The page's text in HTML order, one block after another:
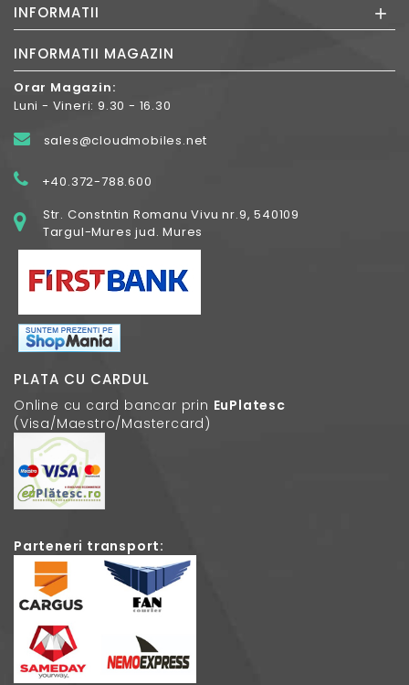
INFORMATII +
INFORMATII MAGAZIN
Orar Magazin:
Luni - Vineri: 9.30 - 16.30
sales@cloudmobiles.net
+40.372-788.600
Str. Constntin Romanu Vivu nr.9, 540109
Targul-Mures jud. Mures
PLATA CU CARDUL
Online cu card bancar prin EuPlatesc
(Visa/Maestro/Mastercard)
Parteneri transport: